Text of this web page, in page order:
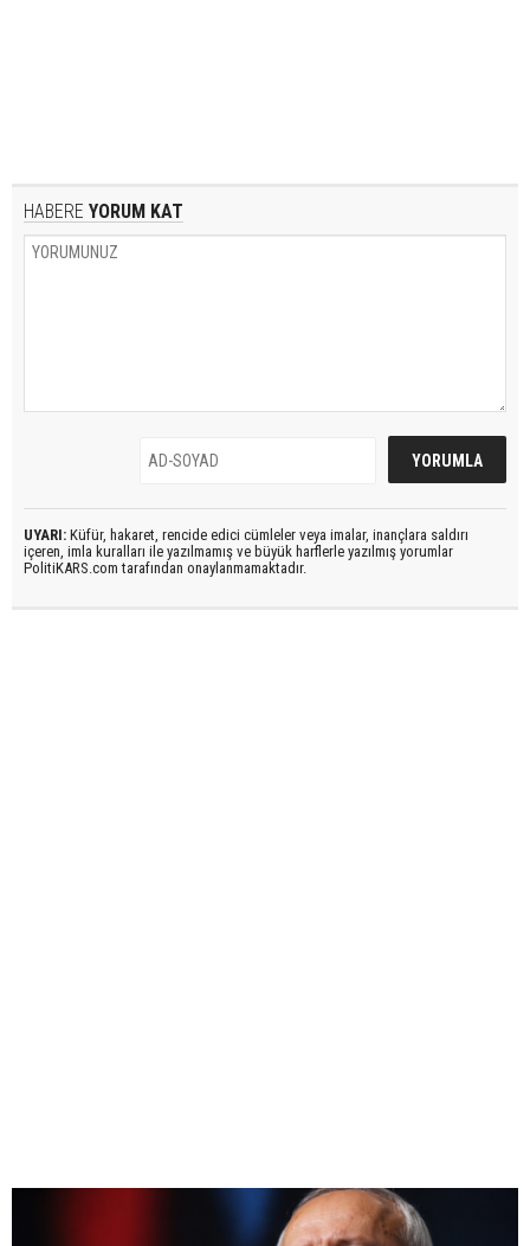
HABERE YORUM KAT
UYARI: Küfür, hakaret, rencide edici cümleler veya imalar, inançlara saldırı
içeren, imla kuralları ile yazılmamış ve büyük harflerle yazılmış yorumlar
PolitiKARS.com tarafından onaylanmamaktadır.